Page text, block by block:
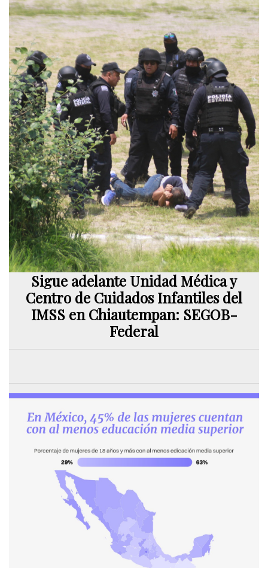
Sigue adelante Unidad Médica y
Centro de Cuidados Infantiles del
IMSS en Chiautempan: SEGOB-
Federal